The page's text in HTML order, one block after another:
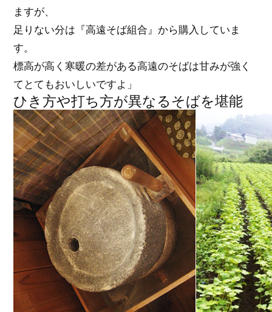
ますが、
足りない分は『高遠そば組合』から購入していま
す。
標高が高く寒暖の差がある高遠のそばは甘みが強く
てとてもおいしいですよ」
ひき方や打ち方が異なるそばを堪能